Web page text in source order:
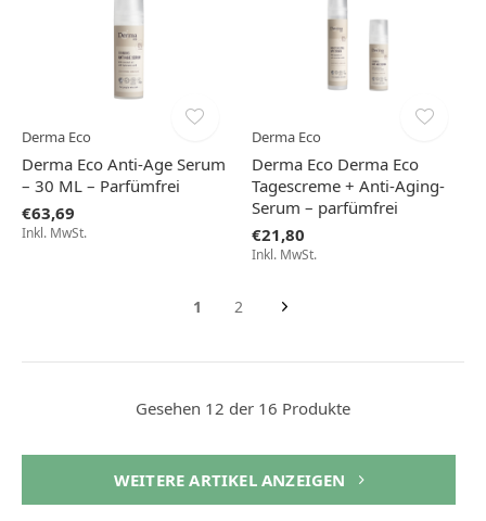
Derma Eco
Derma Eco Anti-Age Serum
– 30 ML – Parfümfrei
€63,69
Inkl. MwSt.
Derma Eco
Derma Eco Derma Eco
Tagescreme + Anti-Aging-
Serum – parfümfrei
€21,80
Inkl. MwSt.
1 2
Gesehen 12 der 16 Produkte
WEITERE ARTIKEL ANZEIGEN